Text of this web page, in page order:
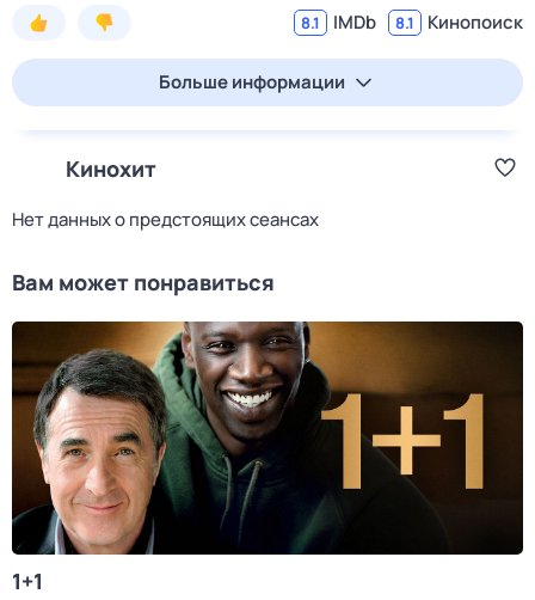
8.1 IMDb 8.1 Кинопоиск
Больше информации
Кинохит
Нет данных о предстоящих сеансах
Вам может понравиться
1+1